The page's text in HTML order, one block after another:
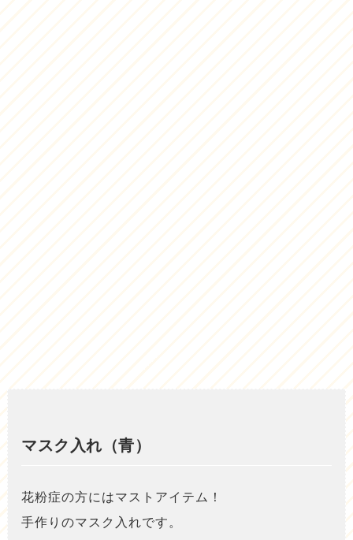
マスク入れ（青）
花粉症の方にはマストアイテム！
手作りのマスク入れです。